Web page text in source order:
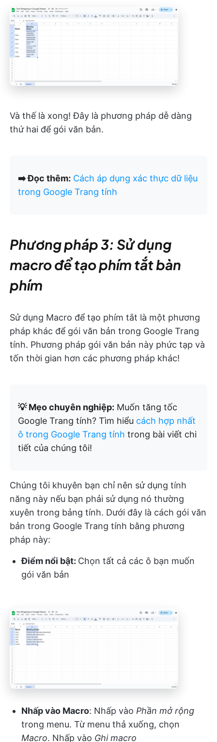
Và thế là xong! Đây là phương pháp dễ dàng
thứ hai để gói văn bản.
➡️ Đọc thêm: Cách áp dụng xác thực dữ liệu
trong Google Trang tính
Phương pháp 3: Sử dụng
macro để tạo phím tắt bàn
phím
Sử dụng Macro để tạo phím tắt là một phương
pháp khác để gói văn bản trong Google Trang
tính. Phương pháp gói văn bản này phức tạp và
tốn thời gian hơn các phương pháp khác!
💡 Mẹo chuyên nghiệp: Muốn tăng tốc
Google Trang tính? Tìm hiểu cách hợp nhất
ô trong Google Trang tính trong bài viết chi
tiết của chúng tôi!
Chúng tôi khuyên bạn chỉ nên sử dụng tính
năng này nếu bạn phải sử dụng nó thường
xuyên trong bảng tính. Dưới đây là cách gói văn
bản trong Google Trang tính bằng phương
pháp này:
Điểm nổi bật: Chọn tất cả các ô bạn muốn
gói văn bản
Nhấp vào Macro: Nhấp vào Phần mở rộng
trong menu. Từ menu thả xuống, chọn
Macro. Nhấp vào Ghi macro